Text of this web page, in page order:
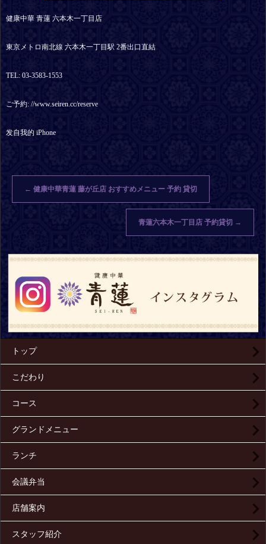
健康中華 青蓮 六本木一丁目店
東京メトロ南北線 六本木一丁目駅 2番出口直結
TEL: 03-3583-1553
ご予約: //www.seiren.cc/reserve
发自我的 iPhone
← 健康中華青蓮 藤が丘店 おすすめメニュー 予約 貸切
青蓮六本木一丁目店 予約貸切 →
トップ
こだわり
コース
グランドメニュー
ランチ
会議弁当
店舗案内
スタッフ紹介